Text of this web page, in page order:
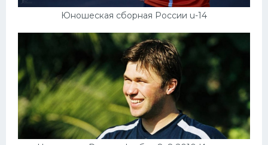
Юношеская сборная России u-14